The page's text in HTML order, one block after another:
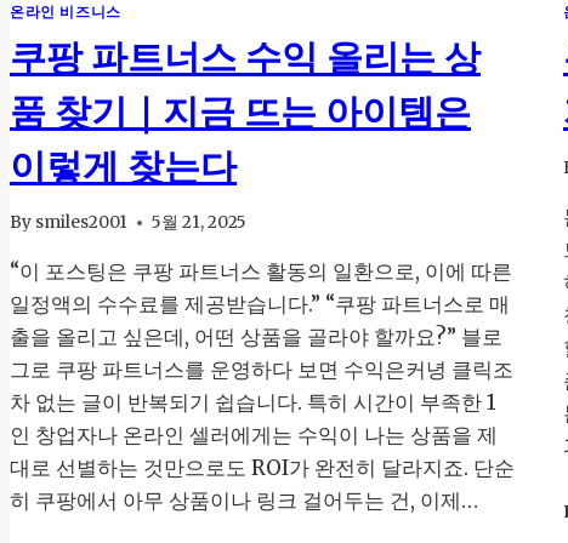
마
케
팅
으
로
노
3
높
이
는
전
략
온라인 비즈니스
쿠팡 파트너스 수익 올리는 상
품 찾기｜지금 뜨는 아이템은
이렇게 찾는다
By smiles2001 5월 21, 2025
“이 포스팅은 쿠팡 파트너스 활동의 일환으로, 이에 따른
일정액의 수수료를 제공받습니다.” “쿠팡 파트너스로 매
출을 올리고 싶은데, 어떤 상품을 골라야 할까요?” 블로
그로 쿠팡 파트너스를 운영하다 보면 수익은커녕 클릭조
차 없는 글이 반복되기 쉽습니다. 특히 시간이 부족한 1
인 창업자나 온라인 셀러에게는 수익이 나는 상품을 제
대로 선별하는 것만으로도 ROI가 완전히 달라지죠. 단순
히 쿠팡에서 아무 상품이나 링크 걸어두는 건, 이제…